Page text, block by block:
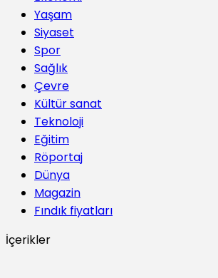
Yaşam
Siyaset
Spor
Sağlık
Çevre
Kültür sanat
Teknoloji
Eğitim
Röportaj
Dünya
Magazin
Fındık fiyatları
İçerikler